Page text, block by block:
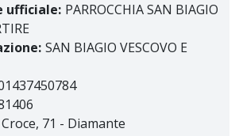
ufficiale: PARROCCHIA SAN BIAGIO
SAN BIAGIO VESCOVO E
71 - Diamante